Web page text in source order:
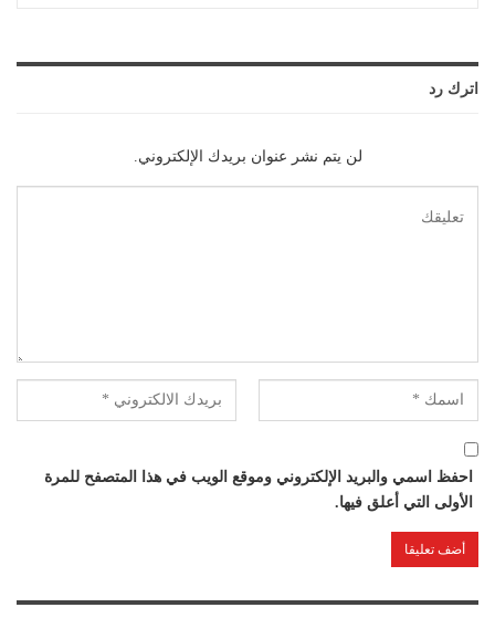
اترك رد
لن يتم نشر عنوان بريدك الإلكتروني.
احفظ اسمي والبريد الإلكتروني وموقع الويب في هذا المتصفح للمرة
الأولى التي أعلق فيها.